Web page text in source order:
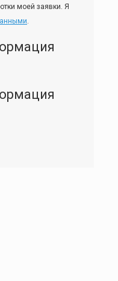
моей заявки. Я
.